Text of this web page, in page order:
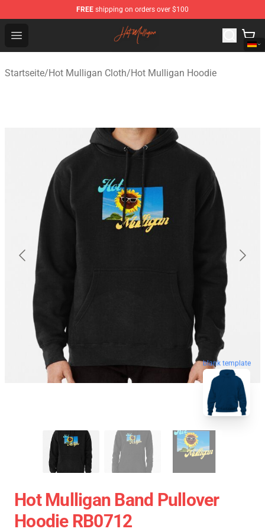
FREE shipping on orders over $100
Open menu
Hot Mulligan Shop - Official Hot Mulligan Merchandise
Startseite/Hot Mulligan Cloth/Hot Mulligan Hoodie
blank template
Hot Mulligan Band Pullover
Hoodie RB0712